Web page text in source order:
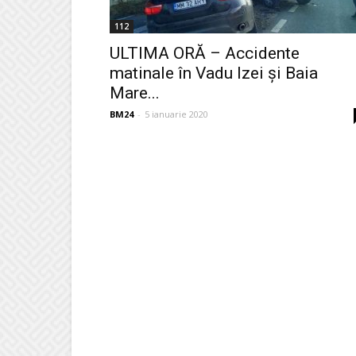
112
ULTIMA ORĂ – Accidente
matinale în Vadu Izei și Baia
Mare...
BM24 - 5 ianuarie 2020